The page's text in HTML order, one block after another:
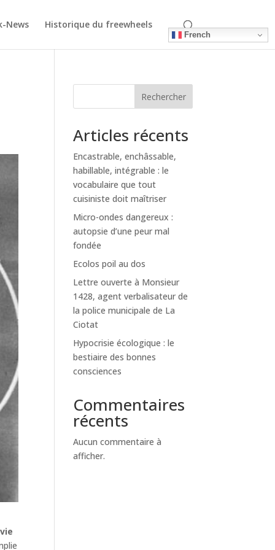
News Historique du freewheels
French
vie
Rechercher
Articles récents
Encastrable, enchâssable,
habillable, intégrable : le
vocabulaire que tout
cuisiniste doit maîtriser
Micro-ondes dangereux :
autopsie d’une peur mal
fondée
Ecolos poil au dos
Lettre ouverte à Monsieur
1428, agent verbalisateur de
la police municipale de La
Ciotat
Hypocrisie écologique : le
bestiaire des bonnes
consciences
Commentaires
récents
Aucun commentaire à
afficher.